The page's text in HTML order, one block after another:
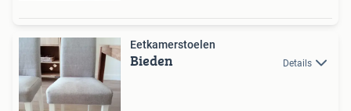
Eetkamerstoelen
Bieden Details